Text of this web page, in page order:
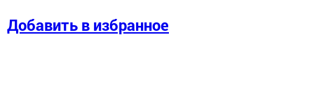
Добавить в избранное